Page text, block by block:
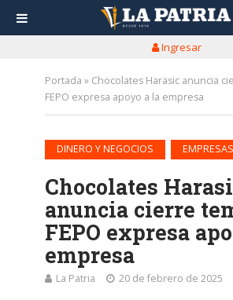
Ingresar
Portada » Chocolates Harasic anuncia
FEPO expresa apoyo a la empresa
DINERO Y NEGOCIOS EMPRESAS
Chocolates
anuncia cierre
FEPO expresa
empresa
La Patria 20 de febrero de 2025